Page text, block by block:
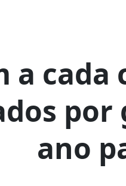
a cada
por
ano